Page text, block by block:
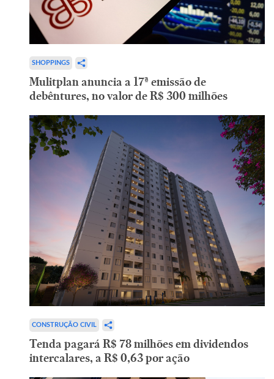
SHOPPINGS
Mulitplan anuncia a 17ª emissão de
debêntures, no valor de R$ 300 milhões
CONSTRUÇÃO CIVIL
Tenda pagará R$ 78 milhões em dividendos
intercalares, a R$ 0,63 por ação